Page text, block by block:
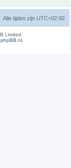
Alle tijden zijn UTC+02:00
Limited
phpBB.nl